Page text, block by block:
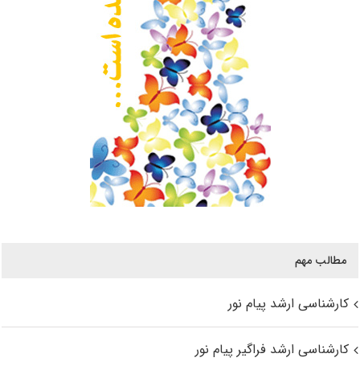
مطالب مهم
کارشناسی ارشد پیام نور
کارشناسی ارشد فراگیر پیام نور